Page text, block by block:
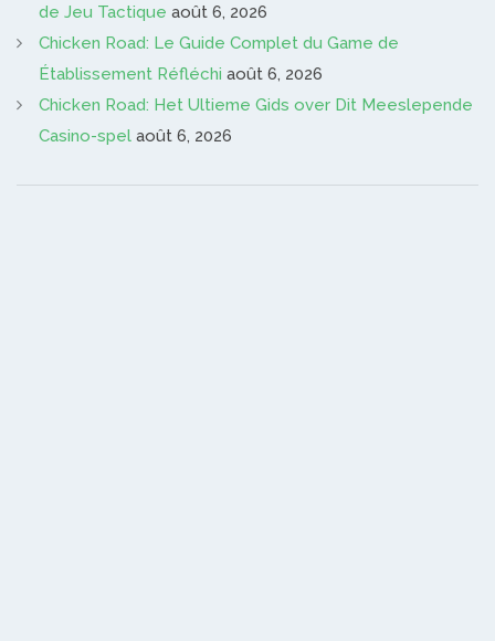
de Jeu Tactique août 6, 2026
Chicken Road: Le Guide Complet du Game de
Établissement Réfléchi août 6, 2026
Chicken Road: Het Ultieme Gids over Dit Meeslepende
Casino-spel août 6, 2026